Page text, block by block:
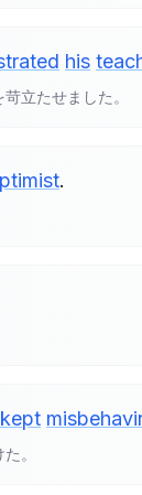
his
立たせました。
.
kept
。